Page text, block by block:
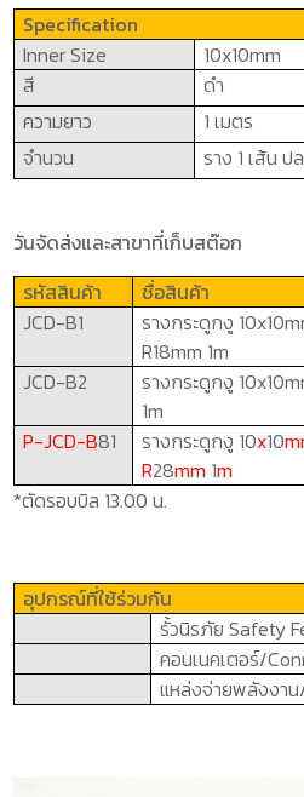
Specification
Inner Size
10x10mm
สี
ดำ
ความยาว
1 เมตร
จำนวน
ราง 1 เส้น ป
วันจัดส่งและสาขาที่เก็บสต๊อก
รหัสสินค้า
ชื่อสินค้า
JCD-B1
รางกระดูกงู
R18mm 1m
JCD-B2
รางกระดูกงู
1m
P-JCD-B81 รางกระดูกงู 10x10
R28mm 1m
*ตัดรอบบิล 13.00 น.
อุปกรณ์ที่ใช้ร่วมกัน
รั้วนิรภัยSafety
คอนเนคเตอร์/
แหล่งจ่ายพลังงา